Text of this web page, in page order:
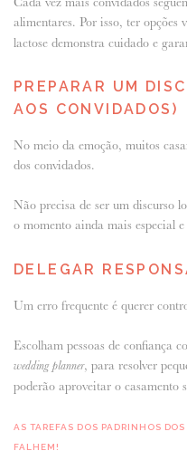
alimentares. Por isso, ter opções
lactose demonstra cuidado e
PREPARAR UM
AOS CONVIDADOS)
No meio da emoção, muitos
dos convidados.
Não precisa de ser um discurso
o momento ainda mais especial e
DELEGAR
Um erro frequente é querer
Escolham pessoas de confiança
wedding planner, para resolver
poderão aproveitar o casamento
AS TAREFAS DOS PADRINHOS
FALHEM!